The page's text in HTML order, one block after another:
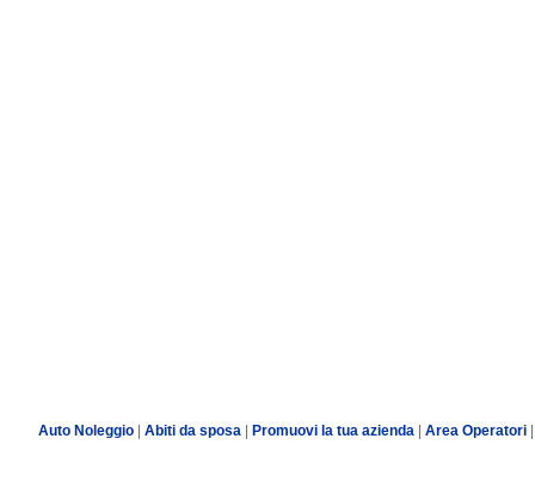
Auto Noleggio| Abiti da sposa| Promuovi la tua azienda Area Operatori